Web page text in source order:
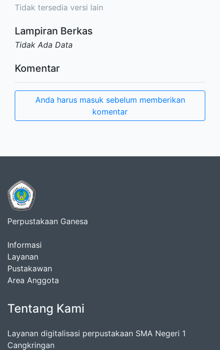
Tidak tersedia versi lain
Lampiran Berkas
Tidak Ada Data
Komentar
Anda harus masuk sebelum memberikan
komentar
Perpustakaan Ganesa
Informasi
Layanan
Pustakawan
Area Anggota
Tentang Kami
Layanan digitalisasi perpustakaan SMA Negeri 1
Cangkringan